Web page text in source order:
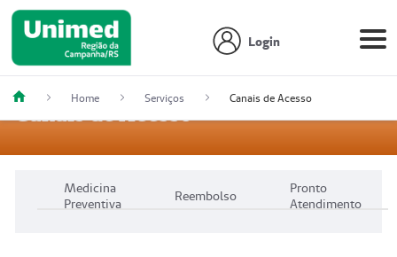
Login
Home Serviços Canais de Acesso
Canais de Acesso
Medicina
Preventiva
Reembolso
Pronto
Atendimento